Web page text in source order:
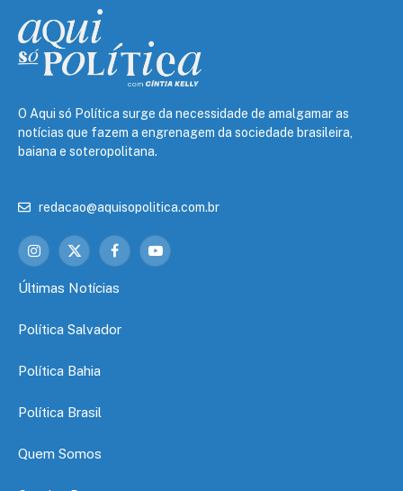
O Aqui só Política surge da necessidade de amalgamar as
notícias que fazem a engrenagem da sociedade brasileira,
baiana e soteropolitana.
redacao@aquisopolitica.com.br
Instagram
X
FacebookYouTube
Últimas Notícias
Política Salvador
Política Bahia
Política Brasil
Quem Somos